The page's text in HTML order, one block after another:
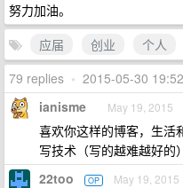
努力加油。
应届
创业
个人
79 replies • 2015-05-30
ianisme May 19, 2015
喜欢你这样的博客，生活
写技术（写的越难越好的
22too OP May 19, 2015